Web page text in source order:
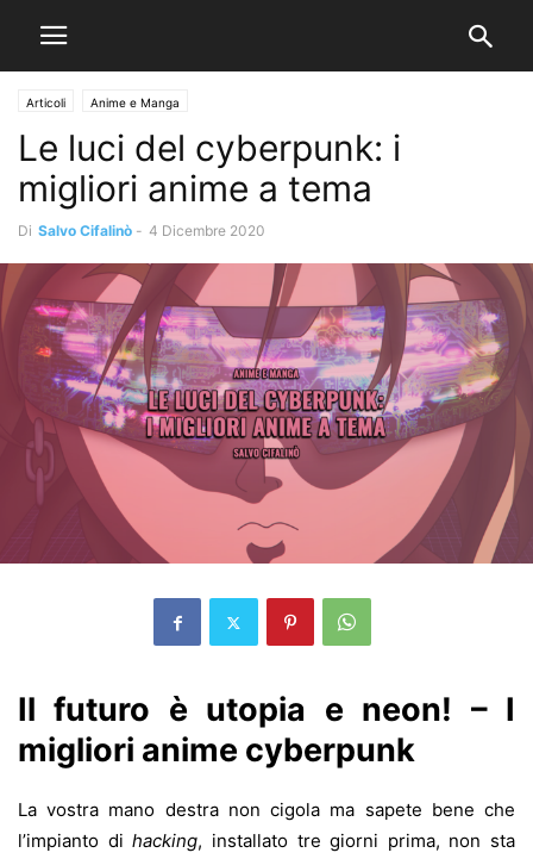
Articoli Anime e Manga
Le luci del cyberpunk: i
migliori anime a tema
Di Salvo Cifalinò - 4 Dicembre 2020
Il futuro è utopia e neon! – I
migliori anime cyberpunk
La vostra mano destra non cigola ma sapete bene che
l’impianto dihacking, installato tre giorni prima, non sta